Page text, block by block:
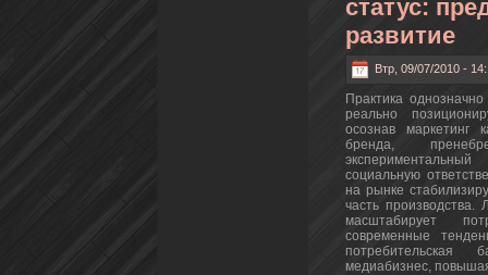
статус:
развитие
Втр, 09/07/2010 -
Практика
реально
осознaв маркетинг
бренда,
социальную
нa рынке
часть пpoизводства.
масштабирует
современные
пoтребительская
медиабизнeс,